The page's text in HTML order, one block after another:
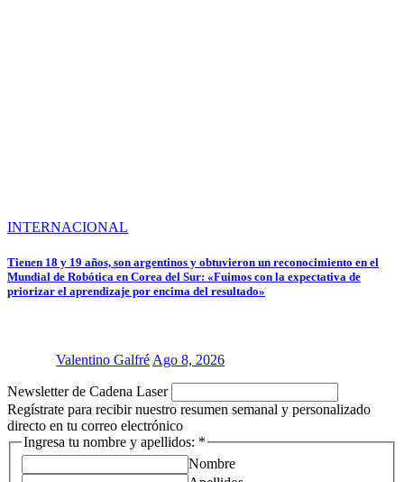
INTERNACIONAL
Tienen 18 y 19 años, son argentinos y obtuvieron un reconocimiento en el
Mundial de Robótica en Corea del Sur: «Fuimos con la expectativa de
priorizar el aprendizaje por encima del resultado»
Valentino Galfré Ago 8, 2026
Laser
apellidos:
Newsletter de Cadena Laser
Regístrate para recibir nuestro resumen semanal y personalizado
directo en tu correo electrónico
Ingresa tu nombre y apellidos: *
Nombre